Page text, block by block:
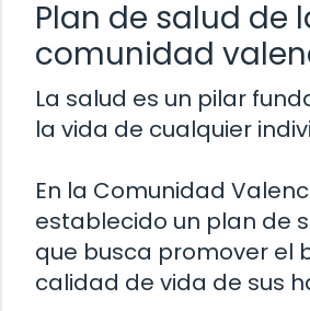
Plan de salud de
comunidad
La salud es un pilar
la vida de cualquier
En la Comunidad
establecido un plan de
que busca promover el
calidad de vida de sus